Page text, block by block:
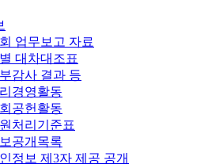
업무보고 자료
대차대조표
감사 결과 등
경영활동
공헌활동
처리기준표
공개목록
정보 제3자 제공 공개